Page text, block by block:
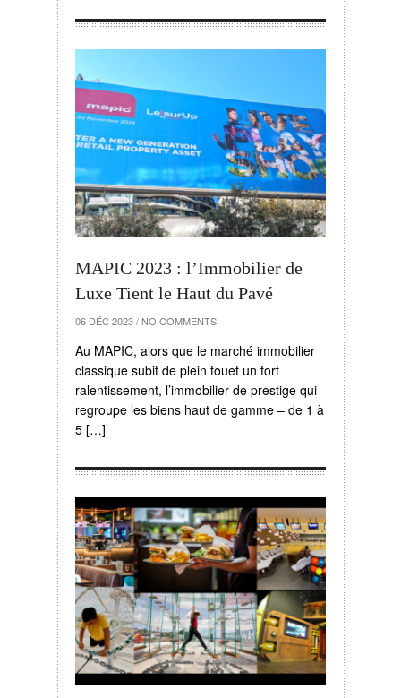
MAPIC 2023 : l’Immobilier de
Luxe Tient le Haut du Pavé
06 DÉC 2023 / NO COMMENTS
Au MAPIC, alors que le marché immobilier
classique subit de plein fouet un fort
ralentissement, l’immobilier de prestige qui
regroupe les biens haut de gamme – de 1 à
5 […]